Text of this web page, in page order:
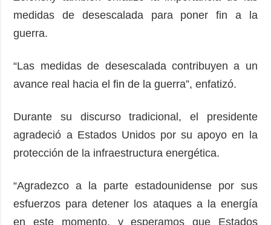
medidas de desescalada para poner fin a la
guerra.
“Las medidas de desescalada contribuyen a un
avance real hacia el fin de la guerra”, enfatizó.
Durante su discurso tradicional, el presidente
agradeció a Estados Unidos por su apoyo en la
protección de la infraestructura energética.
“Agradezco a la parte estadounidense por sus
esfuerzos para detener los ataques a la energía
en este momento, y esperamos que Estados